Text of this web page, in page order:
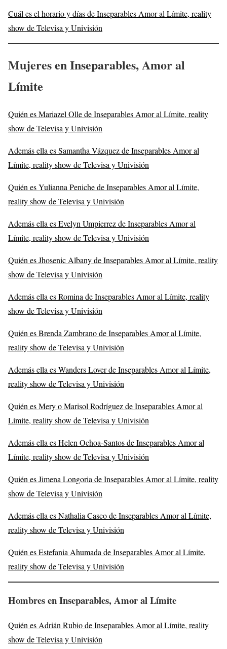
Cuál es el horario y días de Inseparables Amor al Límite, reality
show de Televisa y Univisión
Mujeres en Inseparables, Amor al
Límite
Quién es Mariazel Olle de Inseparables Amor al Límite, reality
show de Televisa y Univisión
Además ella es Samantha Vázquez de Inseparables Amor al
Límite, reality show de Televisa y Univisión
Quién es Yulianna Peniche de Inseparables Amor al Límite,
reality show de Televisa y Univisión
Además ella es Evelyn Umpierrez de Inseparables Amor al
Límite, reality show de Televisa y Univisión
Quién es Jhosenic Albany de Inseparables Amor al Límite, reality
show de Televisa y Univisión
Además ella es Romina de Inseparables Amor al Límite, reality
show de Televisa y Univisión
Quién es Brenda Zambrano de Inseparables Amor al Límite,
reality show de Televisa y Univisión
Además ella es Wanders Lover de Inseparables Amor al Límite,
reality show de Televisa y Univisión
Quién es Mery o Marisol Rodríguez de Inseparables Amor al
Límite, reality show de Televisa y Univisión
Además ella es Helen Ochoa-Santos de Inseparables Amor al
Límite, reality show de Televisa y Univisión
Quién es Jimena Longoria de Inseparables Amor al Límite, reality
show de Televisa y Univisión
Además ella es Nathalia Casco de Inseparables Amor al Límite,
reality show de Televisa y Univisión
Quién es Estefania Ahumada de Inseparables Amor al Límite,
reality show de Televisa y Univisión
Hombres en Inseparables, Amor al Límite
Quién es Adrián Rubio de Inseparables Amor al Límite, reality
show de Televisa y Univisión